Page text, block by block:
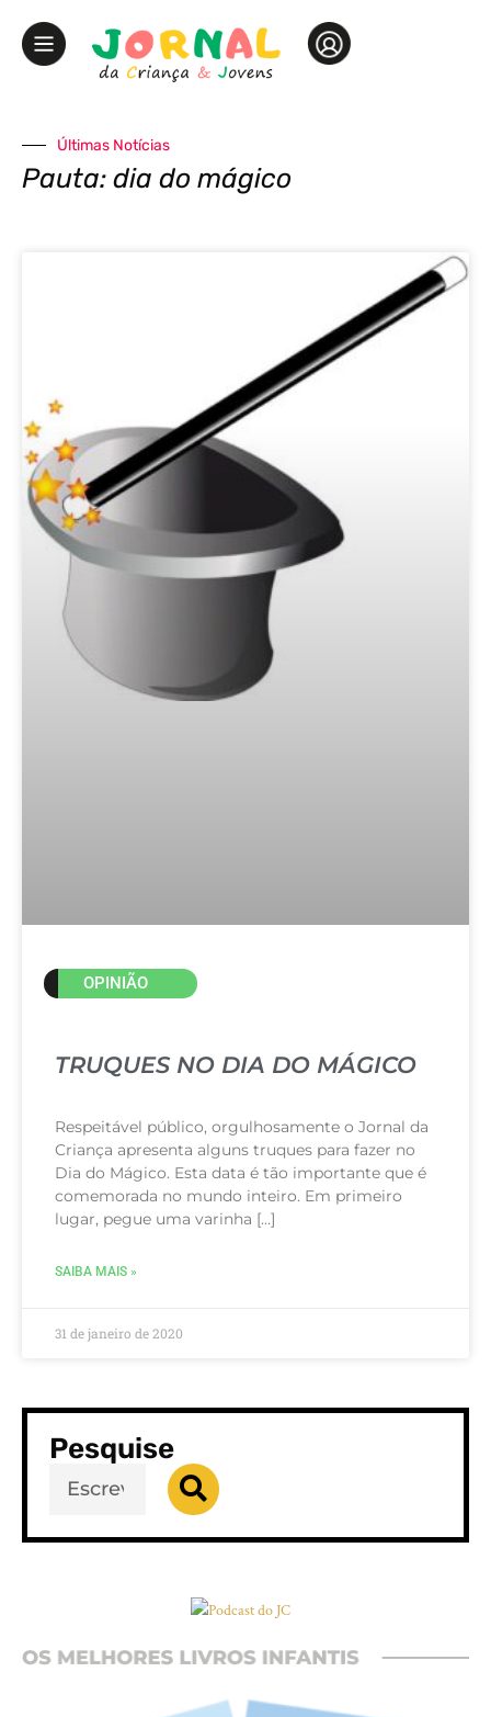
Últimas Notícias
Pauta: dia do mágico
OPINIÃO
TRUQUES NO DIA DO MÁGICO
Respeitável público, orgulhosamente o Jornal da
Criança apresenta alguns truques para fazer no
Dia do Mágico. Esta data é tão importante que é
comemorada no mundo inteiro. Em primeiro
lugar, pegue uma varinha […]
SAIBA MAIS »
31 de janeiro de 2020
Pesquise